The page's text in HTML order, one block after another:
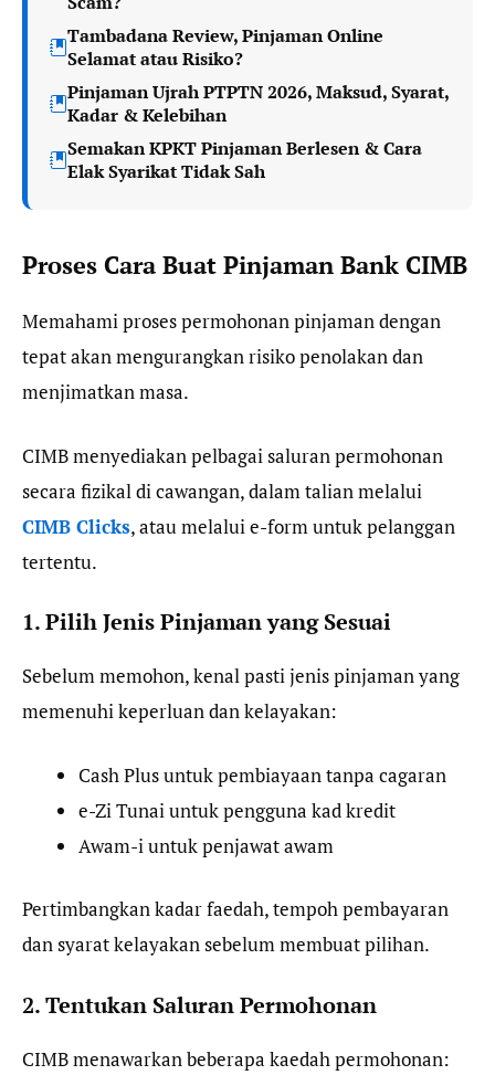
Tambadana Review, Pinjaman Online
Selamat atau Risiko?
Pinjaman Ujrah PTPTN 2026, Maksud, Syarat,
Kadar & Kelebihan
Semakan KPKT Pinjaman Berlesen & Cara
Elak Syarikat Tidak Sah
Proses Cara Buat Pinjaman Bank CIMB
Memahami proses permohonan pinjaman dengan
tepat akan mengurangkan risiko penolakan dan
menjimatkan masa.
CIMB menyediakan pelbagai saluran permohonan
secara fizikal di cawangan, dalam talian melalui
CIMB Clicks, atau melalui e-form untuk pelanggan
tertentu.
1. Pilih Jenis Pinjaman yang Sesuai
Sebelum memohon, kenal pasti jenis pinjaman yang
memenuhi keperluan dan kelayakan:
Cash Plus untuk pembiayaan tanpa cagaran
e-Zi Tunai untuk pengguna kad kredit
Awam-i untuk penjawat awam
Pertimbangkan kadar faedah, tempoh pembayaran
dan syarat kelayakan sebelum membuat pilihan.
2. Tentukan Saluran Permohonan
CIMB menawarkan beberapa kaedah permohonan: